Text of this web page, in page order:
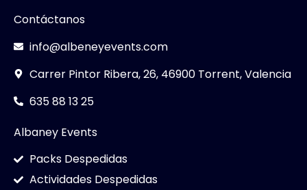
Contáctanos
info@albeneyevents.com
Carrer Pintor Ribera, 26, 46900 Torrent, Valencia
635 88 13 25
Albaney Events
Packs Despedidas
Actividades Despedidas